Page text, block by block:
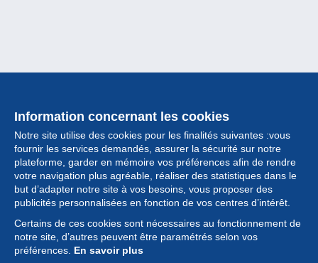
Information concernant les cookies
Notre site utilise des cookies pour les finalités suivantes :vous
fournir les services demandés, assurer la sécurité sur notre
plateforme, garder en mémoire vos préférences afin de rendre
votre navigation plus agréable, réaliser des statistiques dans le
but d’adapter notre site à vos besoins, vous proposer des
publicités personnalisées en fonction de vos centres d’intérêt.
Certains de ces cookies sont nécessaires au fonctionnement de
notre site, d’autres peuvent être paramétrés selon vos
préférences. En savoir plus
Collection
Actualités
Fonctionnalités